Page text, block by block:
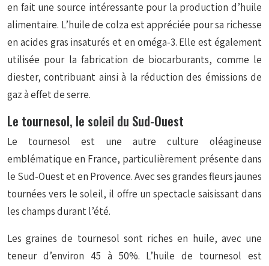
en fait une source intéressante pour la production d’huile
alimentaire. L’huile de colza est appréciée pour sa richesse
en acides gras insaturés et en oméga-3. Elle est également
utilisée pour la fabrication de biocarburants, comme le
diester, contribuant ainsi à la réduction des émissions de
gaz à effet de serre.
Le tournesol, le soleil du Sud-Ouest
Le tournesol est une autre culture oléagineuse
emblématique en France, particulièrement présente dans
le Sud-Ouest et en Provence. Avec ses grandes fleurs jaunes
tournées vers le soleil, il offre un spectacle saisissant dans
les champs durant l’été.
Les graines de tournesol sont riches en huile, avec une
teneur d’environ 45 à 50%. L’huile de tournesol est